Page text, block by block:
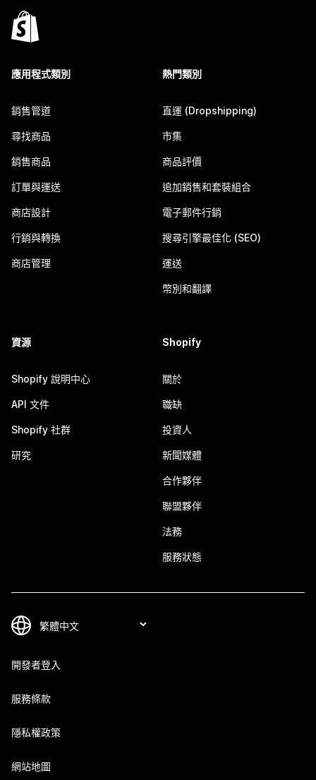
應用程式類別
銷售管道
尋找商品
銷售商品
訂單與運送
商店設計
行銷與轉換
商店管理
熱門類別
直運 (Dropshipping)
市集
商品評價
追加銷售和套裝組合
電子郵件行銷
搜尋引擎最佳化 (SEO)
運送
幣別和翻譯
資源
Shopify 說明中心
API 文件
Shopify 社群
研究
Shopify
關於
職缺
投資人
新聞媒體
合作夥伴
聯盟夥伴
法務
服務狀態
開發者登入
服務條款
隱私權政策
網站地圖